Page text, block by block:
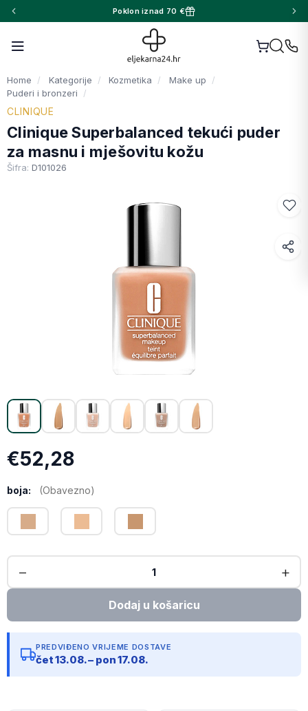
Poklon iznad 70 €
Home Kategorije Kozmetika
Make up
Puderi i bronzeri
CLINIQUE
Clinique Superbalanced tekući puder
za masnu i mješovitu kožu
Šifra: D101026
Email
Kopiraj link
€52,28
boja: (Obavezno)
PREDVIĐENO VRIJEME DOSTAVE
čet 13.08. – pon 17.08.